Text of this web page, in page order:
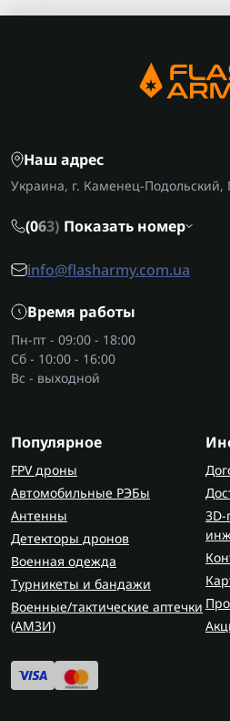
Наш адрес
Украина, г. Каменец-Подольский,
(063) Показать номер
info@flasharmy.com.ua
Время работы
Пн-пт - 09:00 - 18:00
Сб - 10:00 - 16:00
Вс - выходной
Популярное
FPV дроны
Автомобильные РЭБы
Антенны
Детекторы дронов
Военная одежда
Турникеты и бандажи
Военные/тактические аптечки
(AMЗИ)